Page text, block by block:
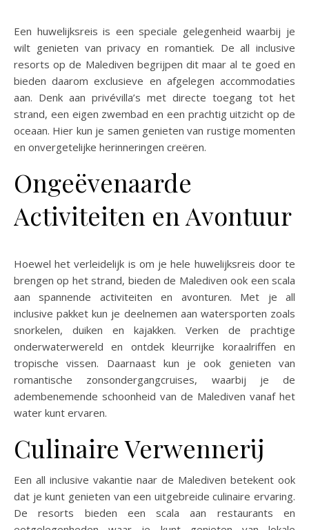
Een huwelijksreis is een speciale gelegenheid waarbij je
wilt genieten van privacy en romantiek. De all inclusive
resorts op de Malediven begrijpen dit maar al te goed en
bieden daarom exclusieve en afgelegen accommodaties
aan. Denk aan privévilla’s met directe toegang tot het
strand, een eigen zwembad en een prachtig uitzicht op de
oceaan. Hier kun je samen genieten van rustige momenten
en onvergetelijke herinneringen creëren.
Ongeëvenaarde
Activiteiten en Avontuur
Hoewel het verleidelijk is om je hele huwelijksreis door te
brengen op het strand, bieden de Malediven ook een scala
aan spannende activiteiten en avonturen. Met je all
inclusive pakket kun je deelnemen aan watersporten zoals
snorkelen, duiken en kajakken. Verken de prachtige
onderwaterwereld en ontdek kleurrijke koraalriffen en
tropische vissen. Daarnaast kun je ook genieten van
romantische zonsondergangcruises, waarbij je de
adembenemende schoonheid van de Malediven vanaf het
water kunt ervaren.
Culinaire Verwennerij
Een all inclusive vakantie naar de Malediven betekent ook
dat je kunt genieten van een uitgebreide culinaire ervaring.
De resorts bieden een scala aan restaurants en